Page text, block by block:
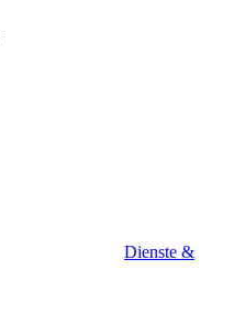
Dienste &